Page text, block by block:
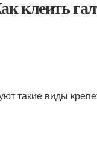
клеить
такие виды